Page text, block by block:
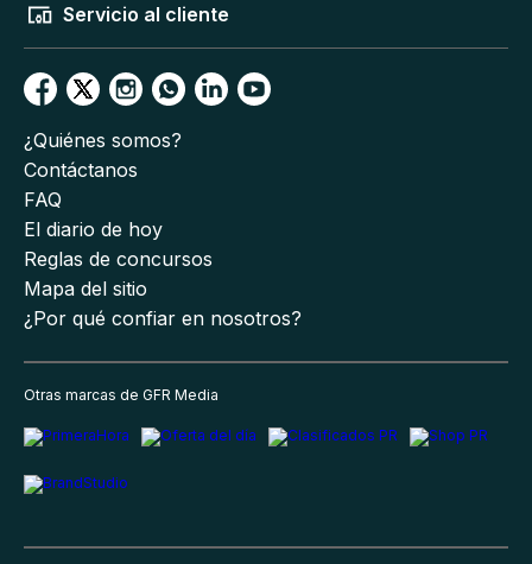
Servicio al cliente
¿Quiénes somos?
Contáctanos
FAQ
El diario de hoy
Reglas de concursos
Mapa del sitio
¿Por qué confiar en nosotros?
Otras marcas de GFR Media